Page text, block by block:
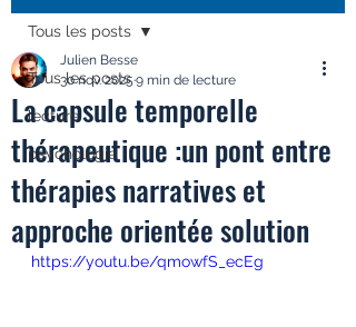
Tous les posts
lecture
psychologie
Tous les posts
La capsule temporelle
thérapeutique :un pont entre
thérapies narratives et
approche orientée solution
Julien Besse
30 nov. 2025 9 min de lecture
https://youtu.be/qmowfS_ecEg